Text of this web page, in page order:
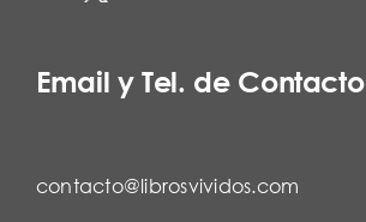
Email y Tel. de Contacto
contacto@librosvividos.com